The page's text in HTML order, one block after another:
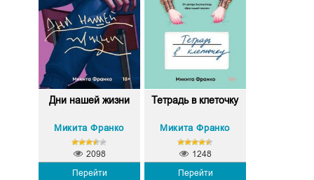
Дни нашей жизни
Микита Франко
Перейти
2098
Тетрадь в клеточку
Микита Франко
Перейти
1248